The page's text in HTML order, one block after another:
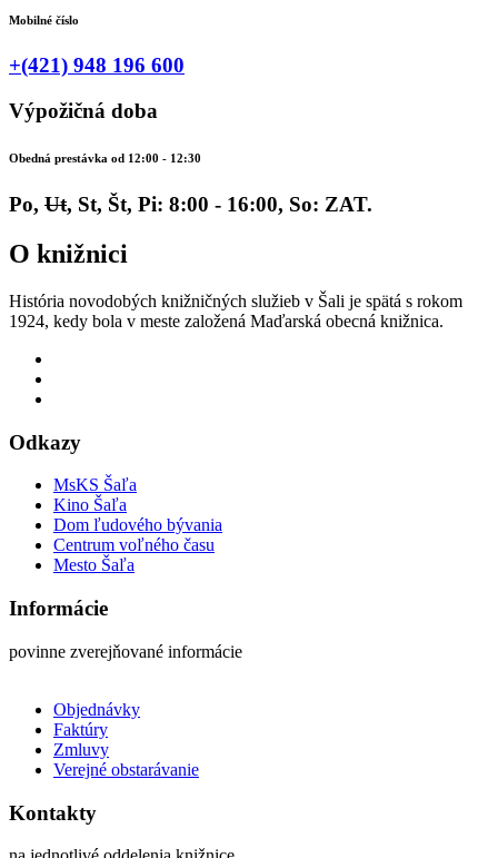
Mobilné číslo
+(421) 948 196 600
Výpožičná doba
Obedná prestávka od 12:00 - 12:30
Po, Ut, St, Št, Pi: 8:00 - 16:00, So: ZAT.
O knižnici
História novodobých knižničných služieb v Šali je spätá s rokom
1924, kedy bola v meste založená Maďarská obecná knižnica.
Odkazy
MsKS Šaľa
Kino Šaľa
Dom ľudového bývania
Centrum voľného času
Mesto Šaľa
Informácie
povinne zverejňované informácie
Objednávky
Faktúry
Zmluvy
Verejné obstarávanie
Kontakty